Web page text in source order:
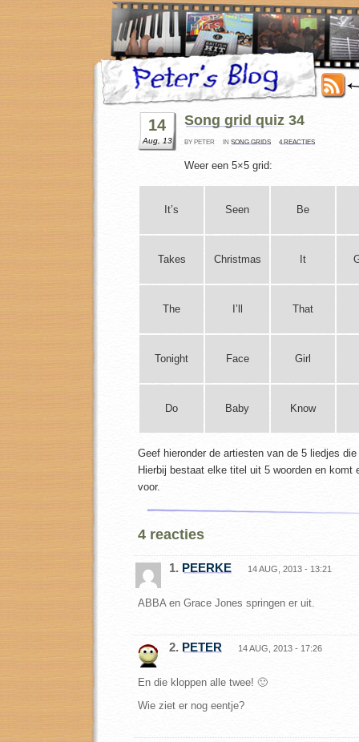
14
Aug, 13
Song grid quiz 34
BY PETER IN SONG GRIDS 4 REACTIES
Weer een 5×5 grid:
It’s Seen Be
Takes Christmas It
The I’ll That
Tonight Face Girl
Do Baby Know
Geef hieronder de artiesten van de 5 liedjes
Hierbij bestaat elke titel uit 5 woorden en komt
voor.
4 reacties
1. PEERKE 14 AUG, 2013 - 13:21
ABBA en Grace Jones springen er uit.
2. PETER 14 AUG, 2013 - 17:26
En die kloppen alle twee! 🙂
Wie ziet er nog eentje?